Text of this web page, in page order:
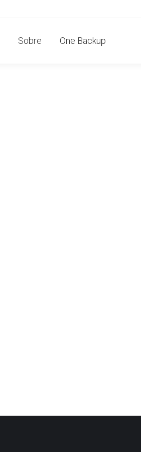
Sobre One Backup